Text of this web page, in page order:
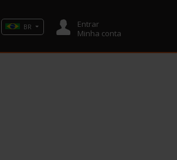
BR
Entrar
Minha conta